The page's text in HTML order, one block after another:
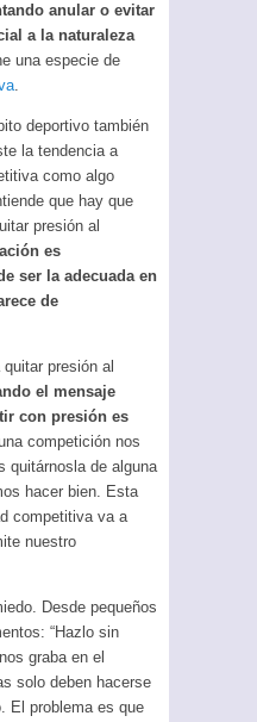
anular o evitar
a la naturaleza
una especie de
.
deportivo también
la tendencia a
como algo
que hay que
presión al
es
ser la adecuada en
de
presión al
el mensaje
con presión es
competición nos
quitárnosla de alguna
hacer bien. Esta
competitiva va a
nuestro
Desde pequeños
“Hazlo sin
graba en el
solo deben hacerse
El problema es que